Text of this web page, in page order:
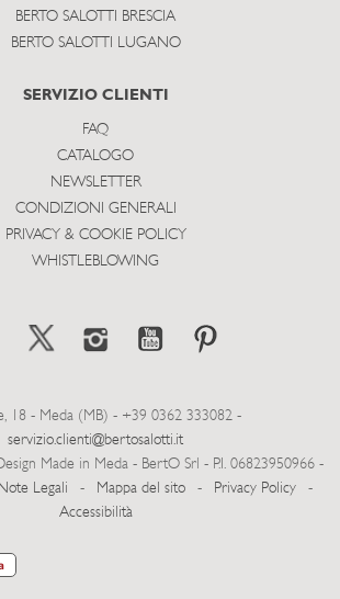
BERTO SALOTTI BRESCIA
BERTO SALOTTI LUGANO
SERVIZIO CLIENTI
FAQ
CATALOGO
NEWSLETTER
CONDIZIONI GENERALI
PRIVACY & COOKIE POLICY
WHISTLEBLOWING
18 - Meda (MB) - +39 0362 333082 -
servizio.clienti@bertosalotti.it
Made in Meda - BertO Srl - P.I. 06823950966 -
Note Legali - Mappa del sito - Privacy Policy
-
Accessibilità